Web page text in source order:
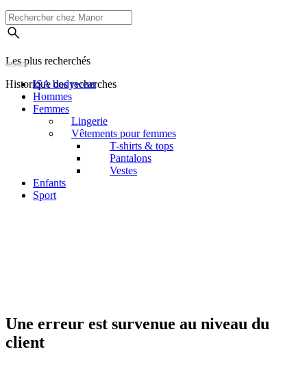
Les plus recherchés
Historique des recherches
ISA bodywear
Hommes
Femmes
Lingerie
Vêtements pour femmes
T-shirts & tops
Pantalons
Vestes
Enfants
Sport
Une erreur est survenue au niveau du
client